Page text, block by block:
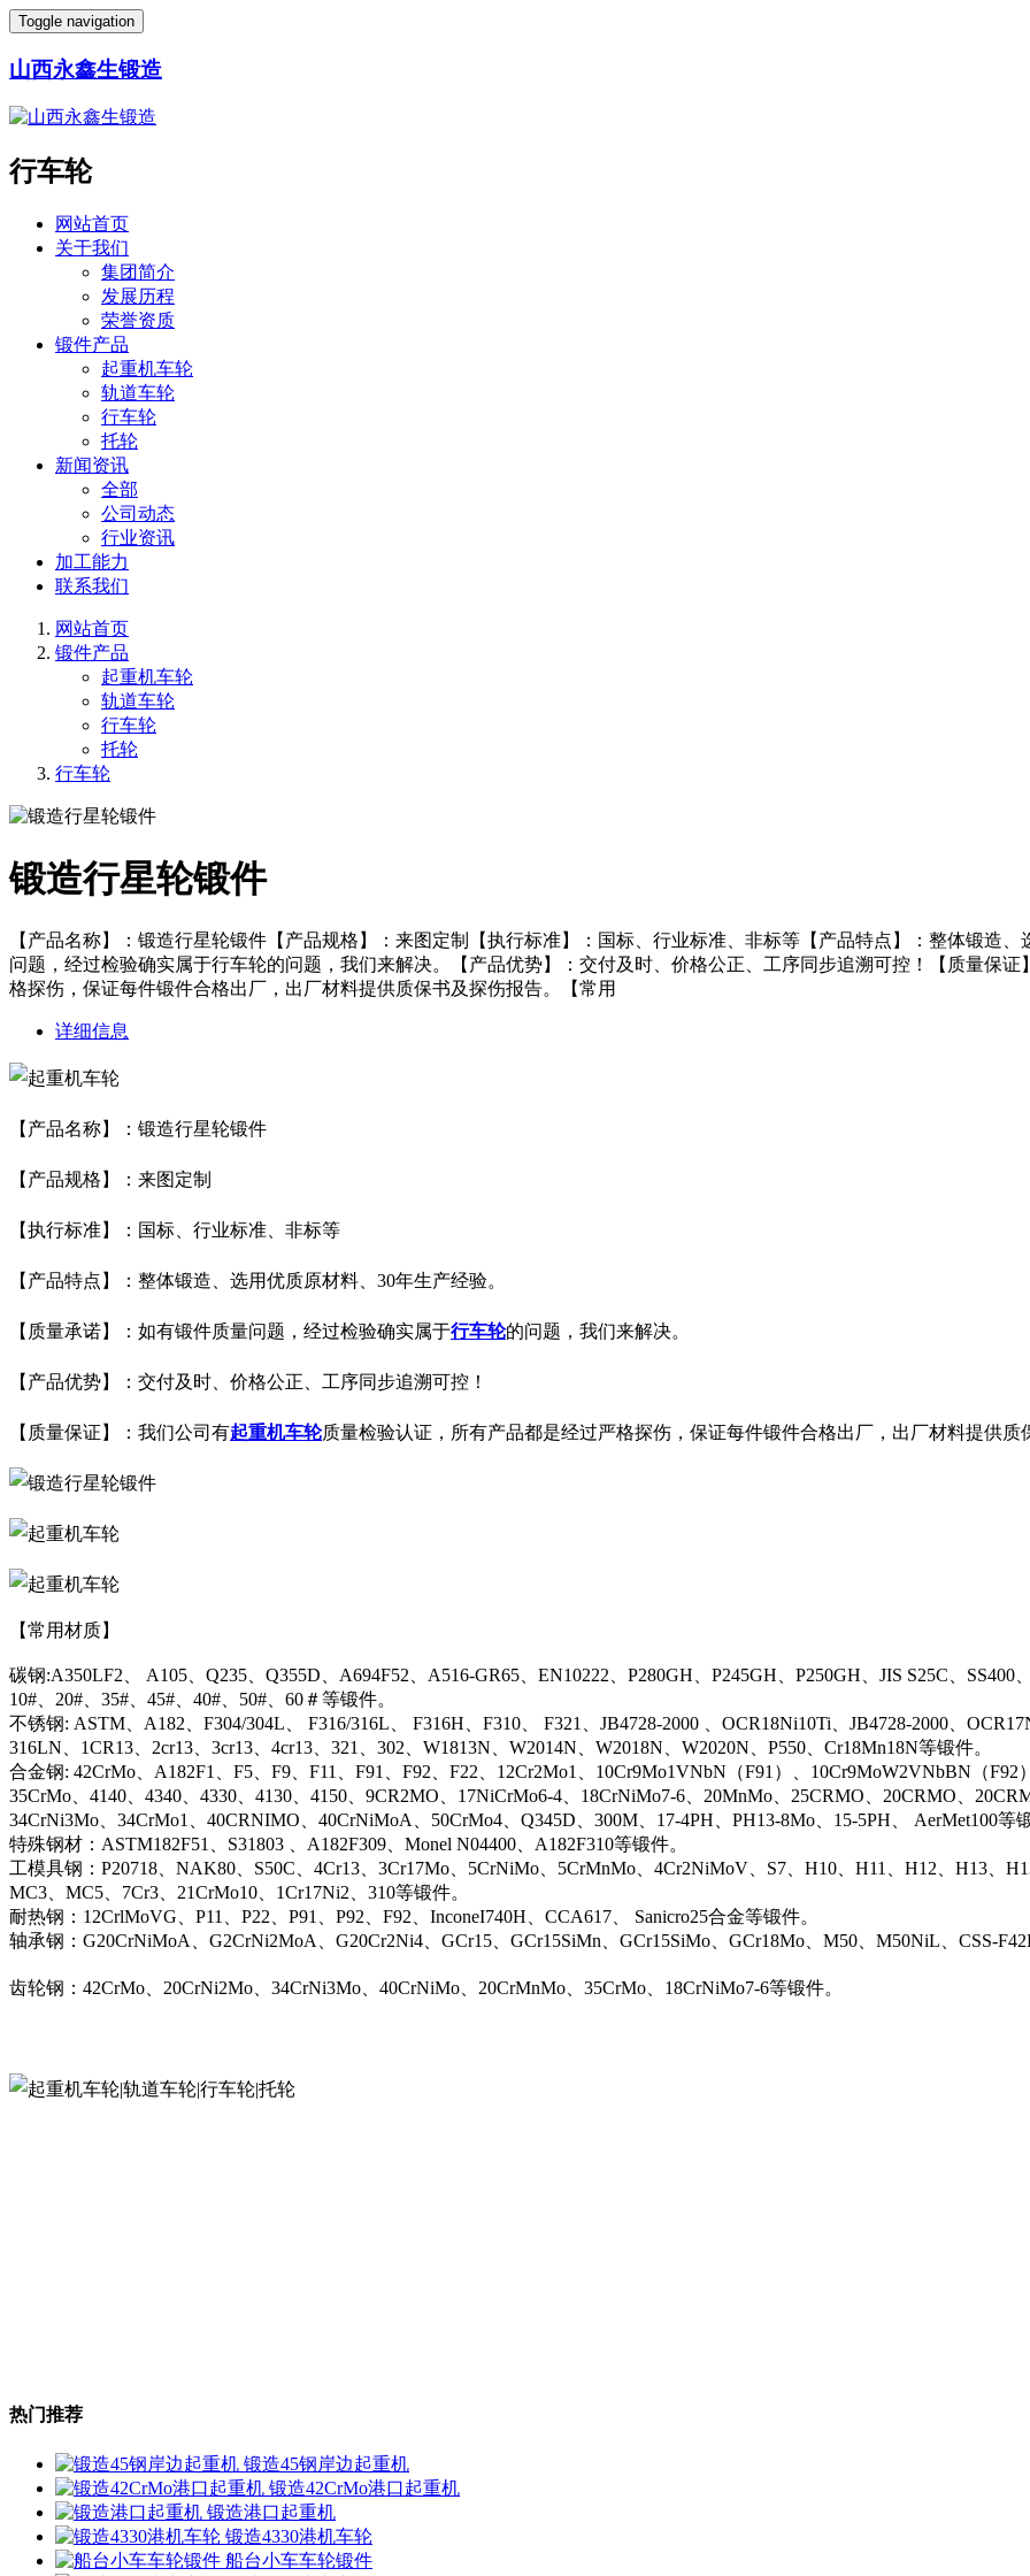
Toggle navigation
山西永鑫生锻造
行车轮
网站首页
关于我们
集团简介
发展历程
荣誉资质
锻件产品
起重机车轮
轨道车轮
行车轮
托轮
新闻资讯
全部
公司动态
行业资讯
加工能力
联系我们
网站首页
锻件产品
起重机车轮
轨道车轮
行车轮
托轮
行车轮
锻造行星轮锻件
【产品名称】：锻造行星轮锻件【产品规格】：来图定制【执行标准】：国标、行业标准、非标等【产品特点】：整体锻造
问题，经过检验确实属于行车轮的问题，我们来解决。【产品优势】：交付及时、价格公正、工序同步追溯可控！【质量保
格探伤，保证每件锻件合格出厂，出厂材料提供质保书及探伤报告。【常用
详细信息
【产品名称】： 锻造行星轮锻件
【产品规格】：来图定制
【执行标准】：国标、行业标准、非标等
【产品特点】：整体锻造、选用优质原材料、30年生产经验。
【质量承诺】：如有锻件质量问题，经过检验确实属于行车轮的问题，我们来解决。
【产品优势】：交付及时、价格公正、工序同步追溯可控！
【质量保证】：我们公司有起重机车轮质量检验认证，所有产品都是经过严格探伤，保证每件锻件合格出厂，出厂材料提供质
【常用材质】
碳钢:A350LF2、 A105、Q235、Q355D、A694F52、A516-GR65、EN10222、P280GH、P245GH、P250GH、JIS S25C、SS400
10#、20#、35#、45#、40#、50#、60＃等锻件。
不锈钢: ASTM、A182、F304/304L、 F316/316L、 F316H、F310、 F321、JB4728-2000 、OCR18Ni10Ti、JB4728-2000、
316LN、1CR13、2cr13、3cr13、4cr13、321、302、W1813N、W2014N、W2018N、W2020N、P550、Cr18Mn18N等锻件。
合金钢: 42CrMo、A182F1、F5、F9、F11、F91、F92、F22、12Cr2Mo1、10Cr9Mo1VNbN（F91）、10Cr9MoW2VNbBN（F92
35CrMo、4140、4340、4330、4130、4150、9CR2MO、17NiCrMo6-4、18CrNiMo7-6、20MnMo、25CRMO、20CRMO、
34CrNi3Mo、34CrMo1、40CRNIMO、40CrNiMoA、50CrMo4、Q345D、300M、17-4PH、PH13-8Mo、15-5PH、 AerMet100等
特殊钢材：ASTM182F51、S31803 、A182F309、Monel N04400、A182F310等锻件。
工模具钢：P20718、NAK80、S50C、4Cr13、3Cr17Mo、5CrNiMo、5CrMnMo、4Cr2NiMoV、S7、H10、H11、H12、H13、
MC3、MC5、7Cr3、21CrMo10、1Cr17Ni2、310等锻件。
耐热钢：12CrlMoVG、P11、P22、P91、P92、F92、InconeI740H、CCA617、 Sanicro25合金等锻件。
轴承钢：G20CrNiMoA、G2CrNi2MoA、G20Cr2Ni4、GCr15、GCr15SiMn、GCr15SiMo、GCr18Mo、M50、M50NiL、CSS-
齿轮钢：42CrMo、20CrNi2Mo、34CrNi3Mo、40CrNiMo、20CrMnMo、35CrMo、18CrNiMo7-6等锻件。
热门推荐
锻造45钢岸边起重机
锻造42CrMo港口起重机
锻造港口起重机
锻造4330港机车轮
船台小车车轮锻件